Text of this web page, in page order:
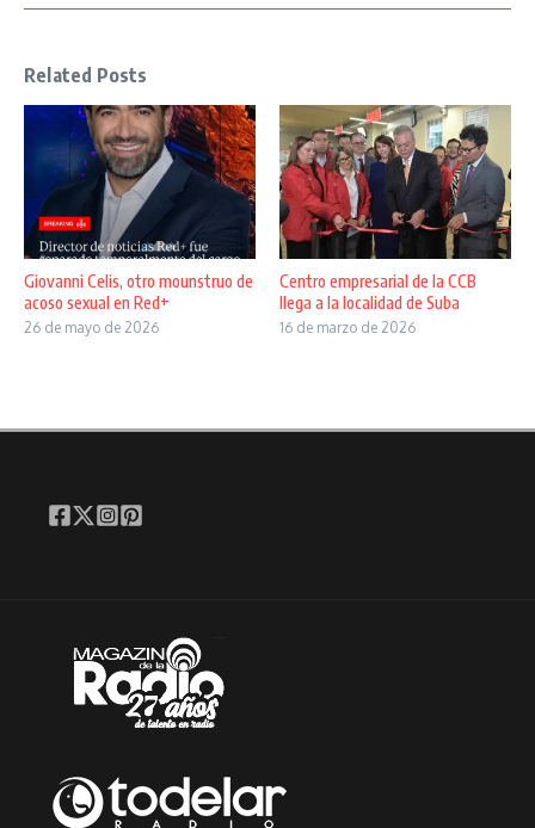
Related Posts
Giovanni Celis, otro mounstruo de
acoso sexual en Red+
26 de mayo de 2026
Centro empresarial de la CCB
llega a la localidad de Suba
16 de marzo de 2026